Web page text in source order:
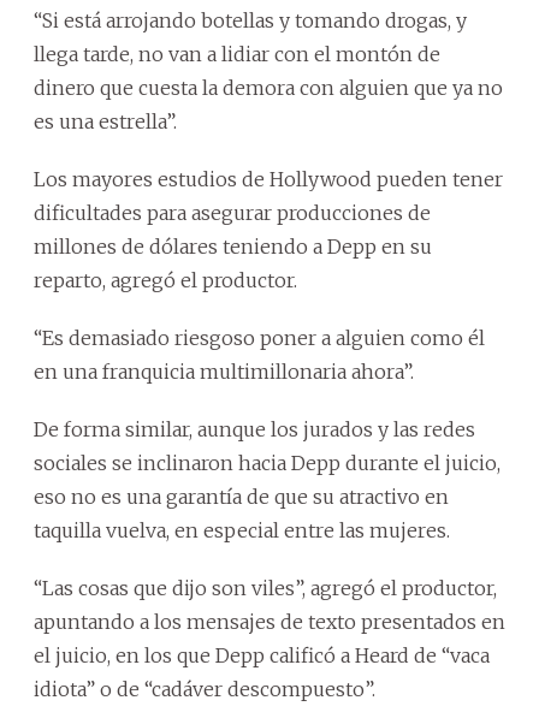
“Si está arrojando botellas y tomando drogas, y
llega tarde, no van a lidiar con el montón de
dinero que cuesta la demora con alguien que ya no
es una estrella”.
Los mayores estudios de Hollywood pueden tener
dificultades para asegurar producciones de
millones de dólares teniendo a Depp en su
reparto, agregó el productor.
“Es demasiado riesgoso poner a alguien como él
en una franquicia multimillonaria ahora”.
De forma similar, aunque los jurados y las redes
sociales se inclinaron hacia Depp durante el juicio,
eso no es una garantía de que su atractivo en
taquilla vuelva, en especial entre las mujeres.
“Las cosas que dijo son viles”, agregó el productor,
apuntando a los mensajes de texto presentados en
el juicio, en los que Depp calificó a Heard de “vaca
idiota” o de “cadáver descompuesto”.